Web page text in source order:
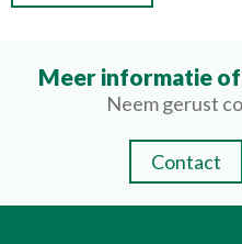
Meer informatie
Neem gerust
Contact